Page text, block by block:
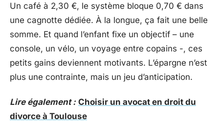
Un café à 2,30 €, le système bloque 0,70 € dans
une cagnotte dédiée. À la longue, ça fait une belle
somme. Et quand l’enfant fixe un objectif – une
console, un vélo, un voyage entre copains -, ces
petits gains deviennent motivants. L’épargne n’est
plus une contrainte, mais un jeu d’anticipation.
Lire également : Choisir un avocat en droit du
divorce à Toulouse